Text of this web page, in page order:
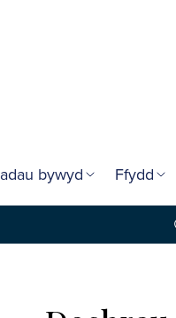
bywyd Ffydd